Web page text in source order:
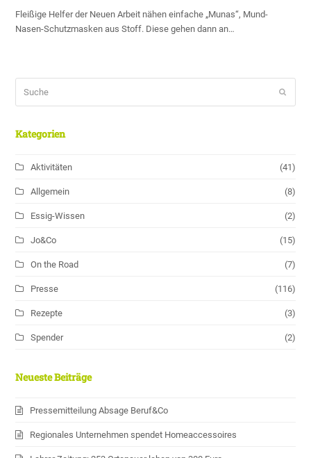
Fleißige Helfer der Neuen Arbeit nähen einfache „Munas“, Mund-
Nasen-Schutzmasken aus Stoff. Diese gehen dann an…
Kategorien
Aktivitäten (41)
Allgemein (8)
Essig-Wissen (2)
Jo&Co (15)
On the Road (7)
Presse (116)
Rezepte (3)
Spender (2)
Neueste Beiträge
Pressemitteilung Absage Beruf&Co
Regionales Unternehmen spendet Homeaccessoires